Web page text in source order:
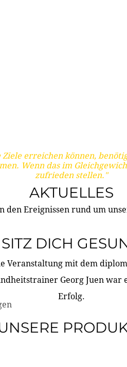
erreichen können,
Wenn das im
zufrieden stellen."
AKTUELLES
den Ereignissen rund um
SITZ DICH
Veranstaltung mit dem
Georg Juen war
Erfolg.